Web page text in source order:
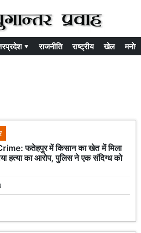
▾ राजनीति राष्ट्रीय खेल
फतेहपुर में किसान का खेत में मिला
हत्या का आरोप, पुलिस ने एक संदिग्ध को